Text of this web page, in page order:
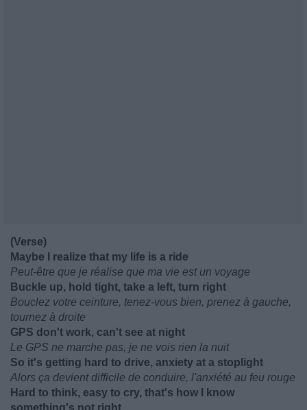
(Verse)
Maybe I realize that my life is a ride
Peut-être que je réalise que ma vie est un voyage
Buckle up, hold tight, take a left, turn right
Bouclez votre ceinture, tenez-vous bien, prenez à gauche,
tournez à droite
GPS don't work, can't see at night
Le GPS ne marche pas, je ne vois rien la nuit
So it's getting hard to drive, anxiety at a stoplight
Alors ça devient difficile de conduire, l'anxiété au feu rouge
Hard to think, easy to cry, that's how I know
something's not right